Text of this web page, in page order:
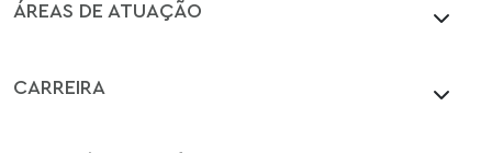
ÁREAS DE ATUAÇÃO
CARREIRA